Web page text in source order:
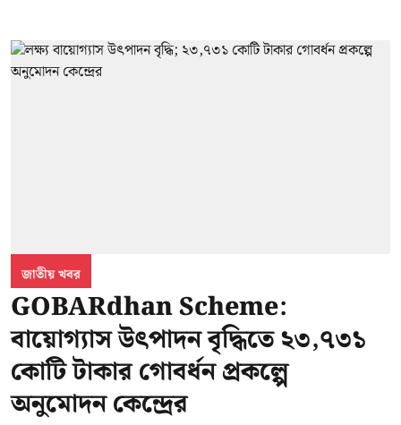
জাতীয় খবর
GOBARdhan Scheme:
বায়োগ্যাস উৎপাদন বৃদ্ধিতে ২৩,৭৩১
কোটি টাকার গোবর্ধন প্রকল্পে
অনুমোদন কেন্দ্রের